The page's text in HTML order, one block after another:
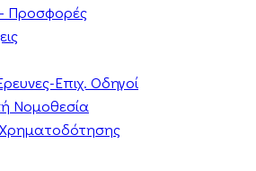
Προσφορές
Επιχ. Οδηγοί
Νομοθεσία